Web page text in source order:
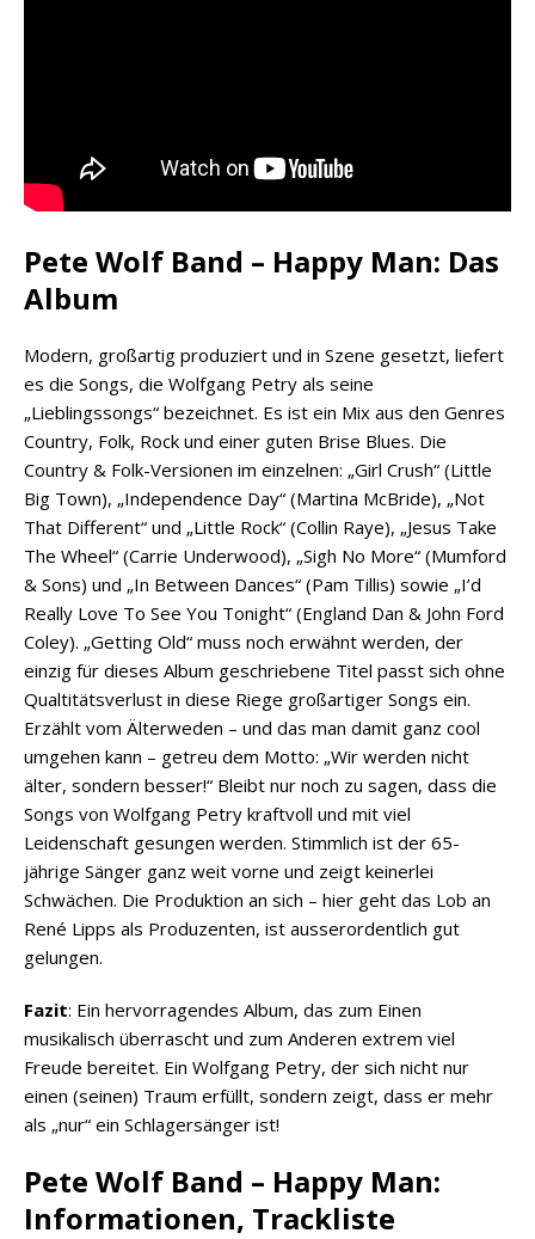
Pete Wolf Band – Happy Man: Das
Album
Modern, großartig produziert und in Szene gesetzt, liefert
es die Songs, die Wolfgang Petry als seine
„Lieblingssongs“ bezeichnet. Es ist ein Mix aus den Genres
Country, Folk, Rock und einer guten Brise Blues. Die
Country & Folk-Versionen im einzelnen: „Girl Crush“ (Little
Big Town), „Independence Day“ (Martina McBride), „Not
That Different“ und „Little Rock“ (Collin Raye), „Jesus Take
The Wheel“ (Carrie Underwood), „Sigh No More“ (Mumford
& Sons) und „In Between Dances“ (Pam Tillis) sowie „I’d
Really Love To See You Tonight“ (England Dan & John Ford
Coley). „Getting Old“ muss noch erwähnt werden, der
einzig für dieses Album geschriebene Titel passt sich ohne
Qualtitätsverlust in diese Riege großartiger Songs ein.
Erzählt vom Älterweden – und das man damit ganz cool
umgehen kann – getreu dem Motto: „Wir werden nicht
älter, sondern besser!“ Bleibt nur noch zu sagen, dass die
Songs von Wolfgang Petry kraftvoll und mit viel
Leidenschaft gesungen werden. Stimmlich ist der 65-
jährige Sänger ganz weit vorne und zeigt keinerlei
Schwächen. Die Produktion an sich – hier geht das Lob an
René Lipps als Produzenten, ist ausserordentlich gut
gelungen.
Fazit: Ein hervorragendes Album, das zum Einen
musikalisch überrascht und zum Anderen extrem viel
Freude bereitet. Ein Wolfgang Petry, der sich nicht nur
einen (seinen) Traum erfüllt, sondern zeigt, dass er mehr
als „nur“ ein Schlagersänger ist!
Pete Wolf Band – Happy Man:
Informationen, Trackliste